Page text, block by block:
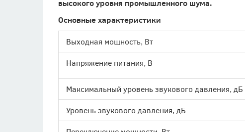
высокого уровня промышленного шума.
Основные характеристики
Выходная мощность, Вт
Напряжение питания, В
Максимальный уровень звукового давления, дБ
Уровень звукового давления, дБ